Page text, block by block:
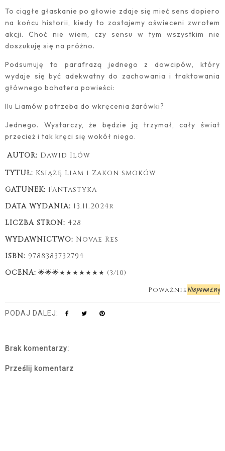
To ciągłe głaskanie po głowie zdaje się mieć sens dopiero
na końcu historii, kiedy to zostajemy oświeceni zwrotem
akcji. Choć nie wiem, czy sensu w tym wszystkim nie
doszukuję się na próżno.
Podsumuję to parafrazą jednego z dowcipów, który
wydaje się być adekwatny do zachowania i traktowania
głównego bohatera powieści:
Ilu Liamów potrzeba do wkręcenia żarówki?
Jednego. Wystarczy, że będzie ją trzymał, cały świat
przecież i tak kręci się wokół niego.
AUTOR: Dawid Ilów
TYTUŁ: Książę Liam i Zakon smoków
GATUNEK: Fantastyka
DATA WYDANIA: 13.11.2024r
LICZBA STRON: 428
WYDAWNICTWO: Novae Res
ISBN: 9788383732794
OCENA: 🌟🌟🌟★★★★★★★ (3/10)
PoważnieNiepoważny
PODAJ DALEJ:
Brak komentarzy:
Prześlij komentarz